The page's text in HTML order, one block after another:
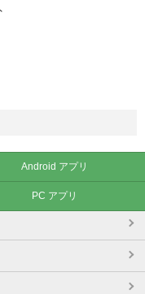
Android アプリ
PC アプリ